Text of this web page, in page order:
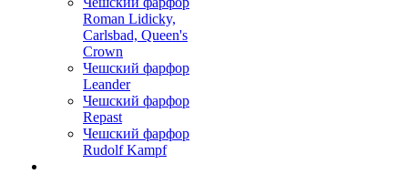
Roman Lidicky,
Carlsbad, Queen's
Crown
Чешский фарфор
Leander
Чешский фарфор
Repast
Чешский фарфор
Rudolf Kampf